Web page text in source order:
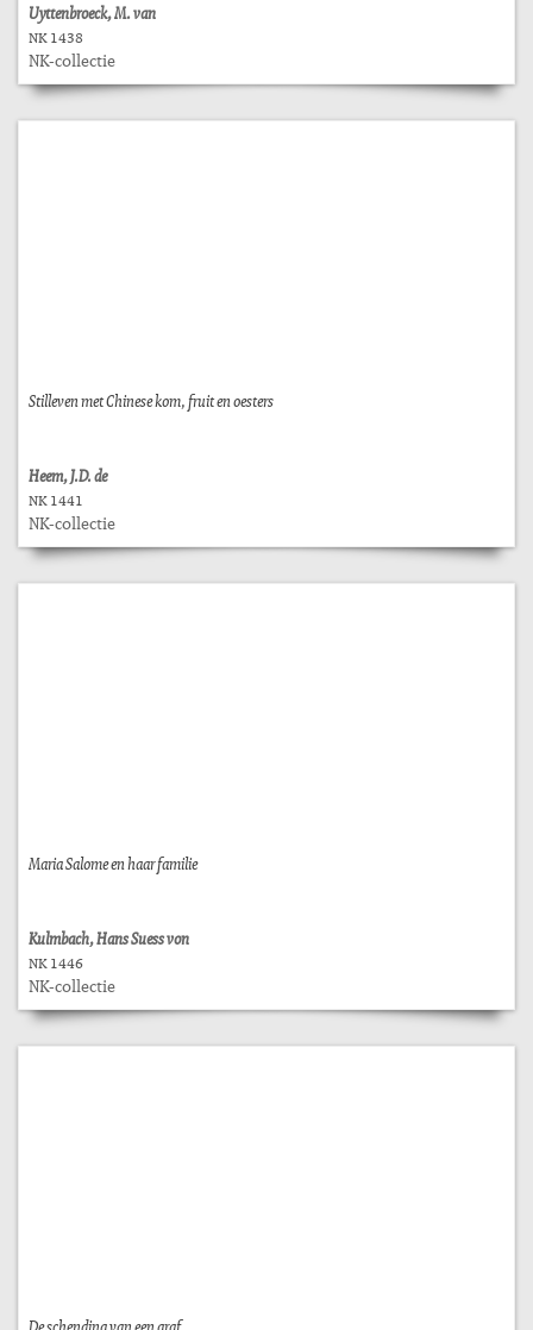
Uyttenbroeck, M. van
NK 1438
NK-collectie
Stilleven met Chinese kom, fruit en oesters
Heem, J.D. de
NK 1441
NK-collectie
Maria Salome en haar familie
Kulmbach, Hans Suess von
NK 1446
NK-collectie